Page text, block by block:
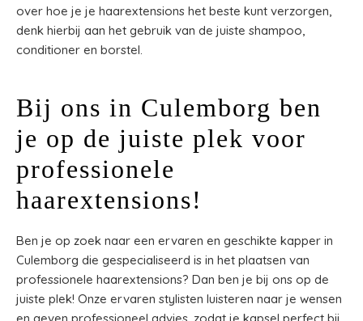
over hoe je je haarextensions het beste kunt verzorgen,
denk hierbij aan het gebruik van de juiste shampoo,
conditioner en borstel.
Bij ons in Culemborg ben
je op de juiste plek voor
professionele
haarextensions!
Ben je op zoek naar een ervaren en geschikte kapper in
Culemborg die gespecialiseerd is in het plaatsen van
professionele haarextensions? Dan ben je bij ons op de
juiste plek! Onze ervaren stylisten luisteren naar je wensen